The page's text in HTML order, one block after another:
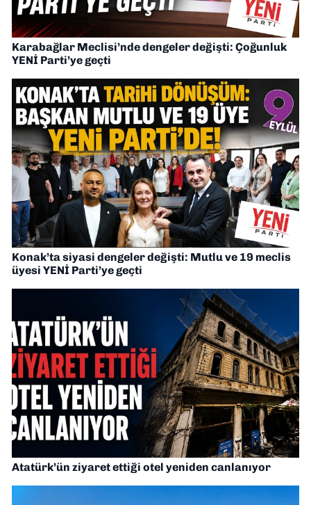
Karabağlar Meclisi’nde dengeler değişti: Çoğunluk
YENİ Parti’ye geçti
Konak’ta siyasi dengeler değişti: Mutlu ve 19 meclis
üyesi YENİ Parti’ye geçti
Atatürk’ün ziyaret ettiği otel yeniden canlanıyor